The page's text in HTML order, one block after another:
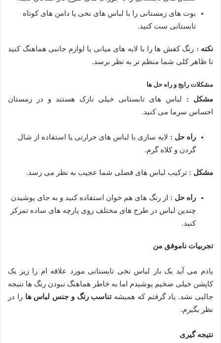
بوت های زمستانی را با لباس های نخی یا دامن های کوتاه
تابستانی ست کنید.
نکته : رنگ کفش ها را با لایه های میانی یا لوازم جانبی هماهنگ کنید
تا ظاهر کلی شما منظم تر به نظر برسد.
مشکلات رایج و راه حل ها
مشکل : لباس های تابستانی خیلی نازک هستند و در زمستان
احساس سرما می کنید.
راه حل : لایه سازی با لباس های حرارتی یا استفاده از شال
گردن و کلاه گرم.
مشکل : ترکیب لباس های فصلی شما عجیب به نظر می رسد.
راه حل : از رنگ های هم خوان استفاده کنید و به جای پوشیدن
چندین لباس در طرح های مختلف روی پارچه های ساده تمرکز
کنید.
تجربیات ناموفق من
یادم می آید یک بار لباس نخی تابستانی مورد علاقه ام را زیر یک
کاپشن خیلی ضخیم پوشیدم اما به خاطر هماهنگ نبودن رنگ ها نتیجه
جالبی نشد. یاد گرفتم که همیشهتناسب رنگ و جنس لباس ها را در
نظر بگیرم.
نتیجه گیری